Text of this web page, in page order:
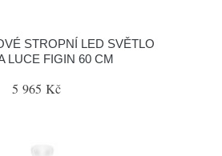
STROPNÍ LED SVĚTLO
LUCE FIGIN 60 CM
5 965 Kč